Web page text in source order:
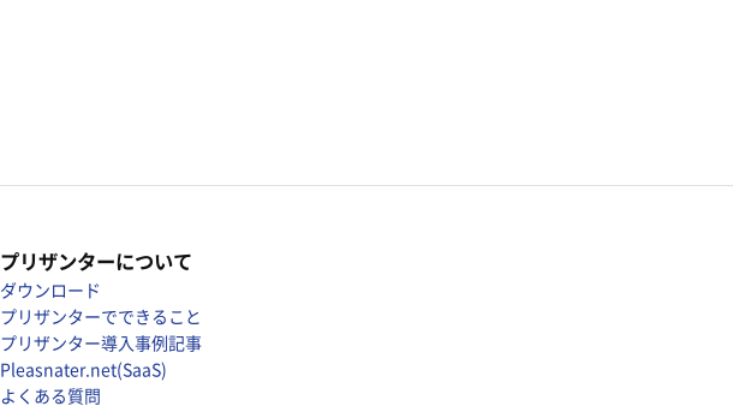
プリザンターについて
ダウンロード
プリザンターでできること
プリザンター導入事例記事
Pleasnater.net(SaaS)
よくある質問